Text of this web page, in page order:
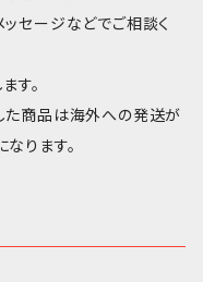
セージなどでご相談く
す。
た商品は海外への発送が
ります。